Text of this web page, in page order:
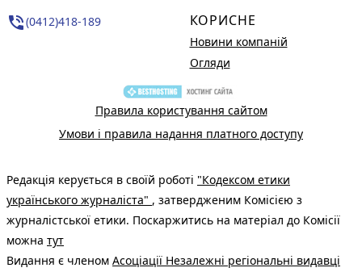
phone_in_talk(0412)418-189 КОРИСНЕ
Новини компаній
Огляди
Правила користування сайтом
Умови і правила надання платного доступу
Редакція керується в своїй роботі "Кодексом етики
українського журналіста" , затвердженим Комісією з
журналістської етики. Поскаржитись на матеріал до Комісії
можна тут
Видання є членом Асоціації Незалежні регіональні видавці